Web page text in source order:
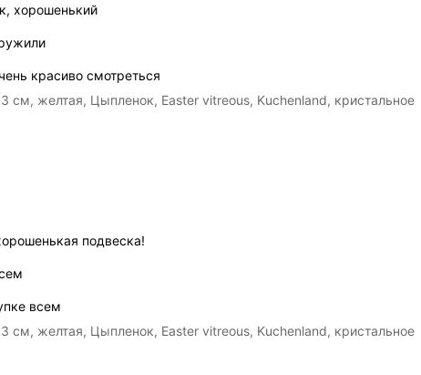
хорошенький
красиво смотреться
см, желтая, Цыпленок, Easter vitreous, Kuchenland, кристальное
подвеска!
всем
см, желтая, Цыпленок, Easter vitreous, Kuchenland, кристальное